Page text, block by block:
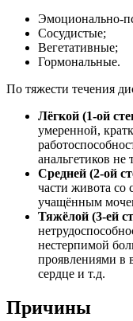
Эмоционально-
Сосудистые;
Вегетативные;
Гормональные.
По тяжести течения
Лёгкой (1-ой
умеренной,
анальгетиков не
Средней (2-ой
части живота со
учащённым
Тяжёлой (3-ей
нестерпимой
проявлениями в
сердце и т.д.
Причины